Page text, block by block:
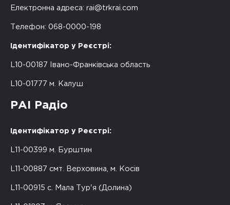
Електронна адреса: rai@trkrai.com
Телефон: 068-0000-198
Ідентифікатор у Реєстрі:
L10-00187 Івано-Франківська область
L10-01777 м. Калуш
РАІ Радіо
Ідентифікатор у Реєстрі:
L11-00399 м. Бурштин
L11-00887 смт. Верховина, м. Косів
L11-00915 с. Мала Тур'я (Долина)